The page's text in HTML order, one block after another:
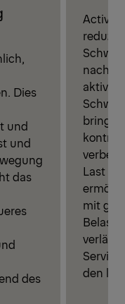
Dies
und
und
das
des
Active
nach
aktive
bringt
Last
mit
den